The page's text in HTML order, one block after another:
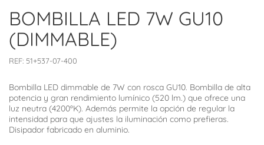
BOMBILLA LED 7W GU10
(DIMMABLE)
REF: 51+537-07-400
Bombilla LED dimmable de 7W con rosca GU10. Bombilla de alta
potencia y gran rendimiento lumínico (520 lm.) que ofrece una
luz neutra (4200ºK). Además permite la opción de regular la
intensidad para que ajustes la iluminación como prefieras.
Disipador fabricado en aluminio.